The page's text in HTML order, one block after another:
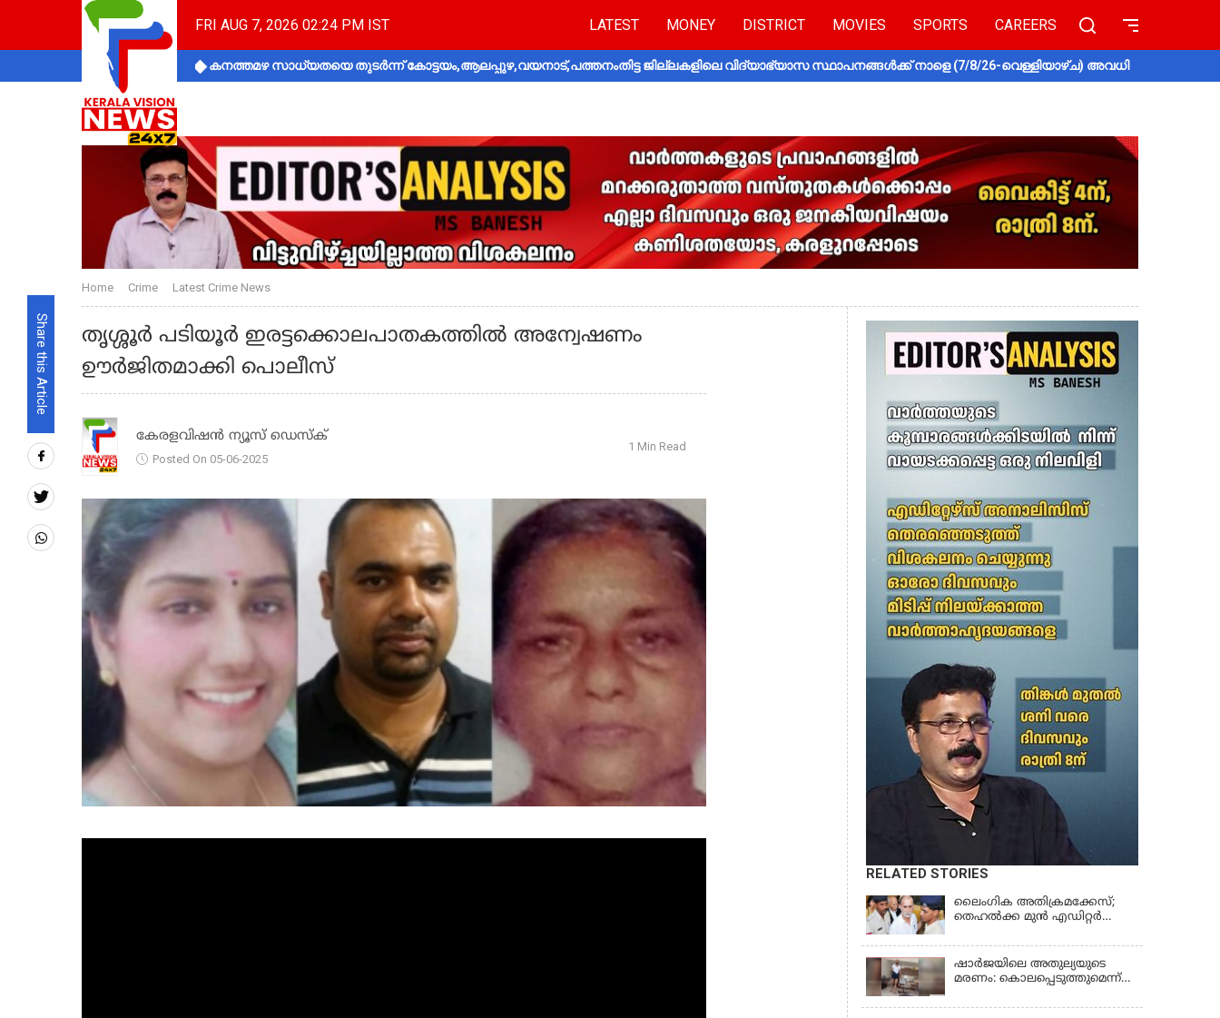
FRI AUG 7, 2026 02:24 PM IST LATEST MONEY DISTRICT MOVIES SPORTS CAREERS
കനത്തമഴ സാധ്യതയെ തുടർന്ന് കോട്ടയം,ആലപ്പുഴ,വയനാട്,പത്തനംതിട്ട ജില്ലകളിലെ വിദ്യാഭ്യാസ സ്ഥാപനങ്ങൾക്ക് നാളെ (7/8/26-വെള്ളിയാഴ്ച) അവധി
Share this Article
Home Crime Latest Crime News
തൃശ്ശൂർ പടിയൂർ ഇരട്ടക്കൊലപാതകത്തിൽ അന്വേഷണം
ഊർജിതമാക്കി പൊലീസ്
കേരളവിഷൻ ന്യൂസ് ഡെസ്‌ക്
Posted On 05-06-2025
1 Min Read
RELATED STORIES
ലൈംഗിക അതിക്രമക്കേസ്;
തെഹല്‍ക്ക മുന്‍ എഡിറ്റര്‍
ഷാർജയിലെ അതുല്യയുടെ
മരണം: കൊലപ്പെടുത്തുമെന്ന്
ദൃശ്യങ്ങൾ പുറത്ത്